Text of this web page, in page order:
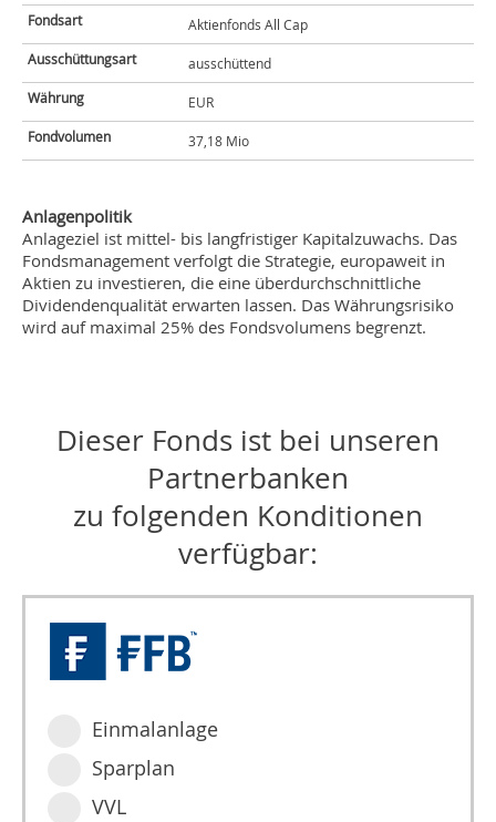
Fondsart
Aktienfonds All Cap
Ausschüttungsart
ausschüttend
Währung
EUR
Fondvolumen
37,18 Mio
Anlagenpolitik
Anlageziel ist mittel- bis langfristiger Kapitalzuwachs. Das
Fondsmanagement verfolgt die Strategie, europaweit in
Aktien zu investieren, die eine überdurchschnittliche
Dividendenqualität erwarten lassen. Das Währungsrisiko
wird auf maximal 25% des Fondsvolumens begrenzt.
Dieser Fonds ist bei unseren
Partnerbanken
zu folgenden Konditionen
verfügbar:
Einmalanlage
Sparplan
VVL